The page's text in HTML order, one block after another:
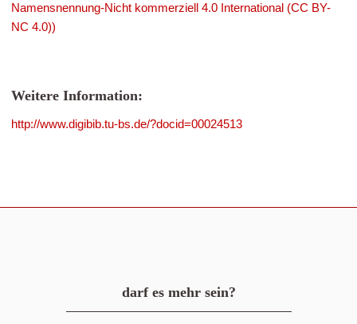
Namensnennung-Nicht kommerziell 4.0 International (CC BY-
NC 4.0))
Weitere Information:
http://www.digibib.tu-bs.de/?docid=00024513
darf es mehr sein?